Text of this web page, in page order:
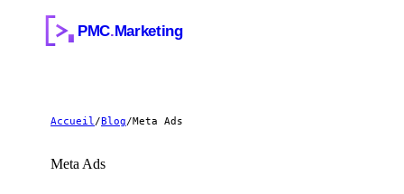
PMC.Marketing
Meta Ads
Accueil/Blog/Meta Ads
Meta Ads